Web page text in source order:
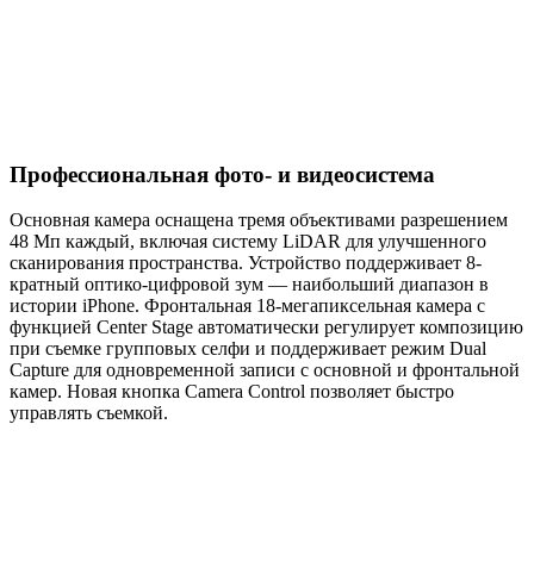
Профессиональная фото- и видеосистема
Основная камера оснащена тремя объективами разрешением
48 Мп каждый, включая систему LiDAR для улучшенного
сканирования пространства. Устройство поддерживает 8-
кратный оптико-цифровой зум — наибольший диапазон в
истории iPhone. Фронтальная 18-мегапиксельная камера с
функцией Center Stage автоматически регулирует композицию
при съемке групповых селфи и поддерживает режим Dual
Capture для одновременной записи с основной и фронтальной
камер. Новая кнопка Camera Control позволяет быстро
управлять съемкой.